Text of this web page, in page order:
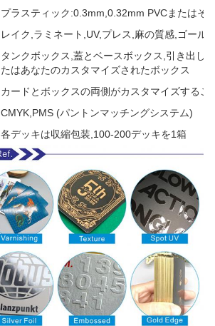
プラスティック:0.3mm,0.32mm PVCまたはそ
レイク,ラミネート,UV,プレス,麻の質感,ゴール
タンクボックス,蓋とベースボックス,引き出し
たはあなたのカスタマイズされたボックス
カードとボックスの両側がカスタマイズするこ
CMYK,PMS (パントンマッチングシステム)
各デッキは収縮包装,100-200デッキを1箱